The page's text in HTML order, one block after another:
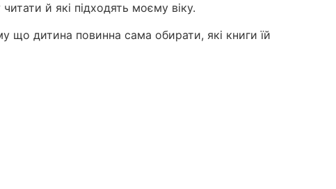
й які підходять моєму віку.
що дитина повинна сама обирати, які книги їй